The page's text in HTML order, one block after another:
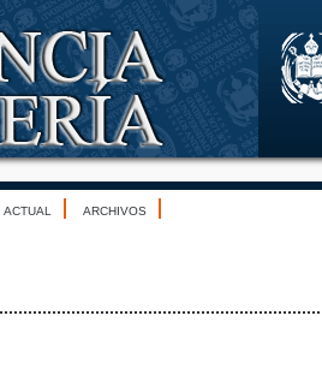
ACTUAL ARCHIVOS